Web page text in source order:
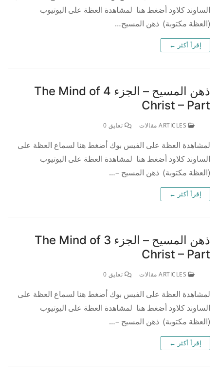
الساوند كلاود أضغط هنا لمشاهدة العظة على اليوتيوب
(العظة مكتوبة) ذهن المسيح…
إقرأ أكثر ←
ذهن المسيح – الجزء 4 The Mind of
Christ – Part
تعليق 0
لمشاهدة العظة على الفيس بوك أضغط هنا لسماع العظة على
الساوند كلاود أضغط هنا لمشاهدة العظة على اليوتيوب
(العظة مكتوبة) ذهن المسيح –…
إقرأ أكثر ←
ذهن المسيح – الجزء 3 The Mind of
Christ – Part
تعليق 0
لمشاهدة العظة على الفيس بوك أضغط هنا لسماع العظة على
الساوند كلاود أضغط هنا لمشاهدة العظة على اليوتيوب
(العظة مكتوبة) ذهن المسيح –…
إقرأ أكثر ←